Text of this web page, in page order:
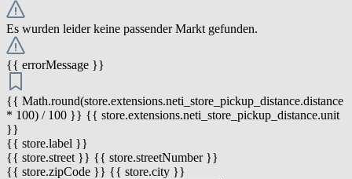
Es wurden leider keine passender Markt gefunden.
{{ errorMessage }}
{{ Math.round(store.extensions.neti_store_pickup_distance.distance
* 100) / 100 }} {{ store.extensions.neti_store_pickup_distance.unit
}}
{{ store.label }}
{{ store.street }} {{ store.streetNumber }}
{{ store.zipCode }} {{ store.city }}